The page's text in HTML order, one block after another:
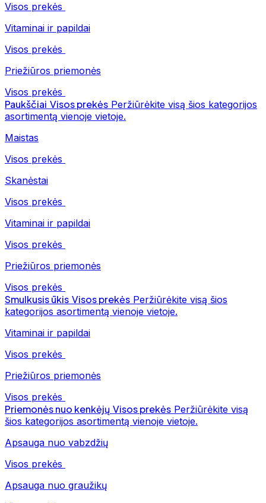
Visos prekės
Vitaminai ir papildai
Visos prekės
Priežiūros priemonės
Visos prekės
Paukščiai Visos prekės Peržiūrėkite visą šios kategorijos
asortimentą vienoje vietoje.
Maistas
Visos prekės
Skanėstai
Visos prekės
Vitaminai ir papildai
Visos prekės
Priežiūros priemonės
Visos prekės
Smulkusis ūkis Visos prekės Peržiūrėkite visą šios
kategorijos asortimentą vienoje vietoje.
Vitaminai ir papildai
Visos prekės
Priežiūros priemonės
Visos prekės
Priemonės nuo kenkėjų Visos prekės Peržiūrėkite visą
šios kategorijos asortimentą vienoje vietoje.
Apsauga nuo vabzdžių
Visos prekės
Apsauga nuo graužikų